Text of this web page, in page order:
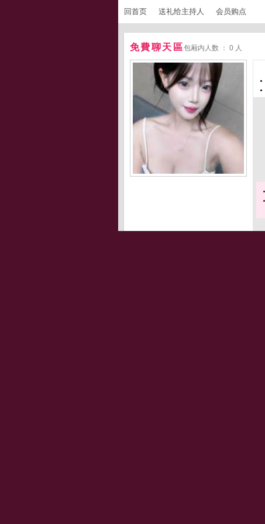
回首页 送礼给主持人 会员购点
免費聊天區包厢内人数 ： 0 人